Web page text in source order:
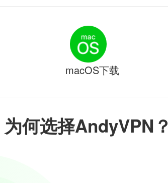
为何选择AndyVPN？
macOS下载